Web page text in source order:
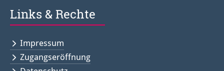
Links & Rechte
Impressum
Zugangseröffnung